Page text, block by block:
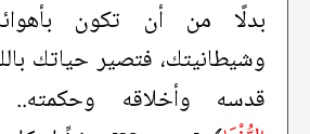
بدلًا من أن تكون
وشيطانيتك، فتصير حياتك
قدسه وأخلاقه وحكمته..